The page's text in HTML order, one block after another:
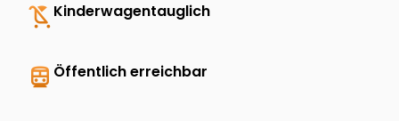
child_friendlyKinderwagentauglich
directions_transit Öffentlich erreichbar